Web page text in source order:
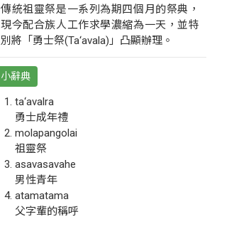
傳統祖靈祭是一系列為期四個月的祭典，
現今配合族人工作求學濃縮為一天，並特
別將「勇士祭(Ta‘avala)」凸顯辦理。
小辭典
ta‘avalra
勇士成年禮
molapangolai
祖靈祭
asavasavahe
男性青年
atamatama
父字輩的稱呼